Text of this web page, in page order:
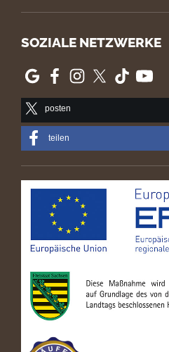
SOZIALE NETZWERKE
posten
teilen